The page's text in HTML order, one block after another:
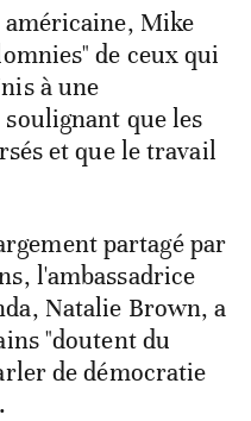
Mike
de ceux qui
à une
que les
et que le travail
partagé par
l'ambassadrice
Natalie Brown, a
"doutent du
de démocratie